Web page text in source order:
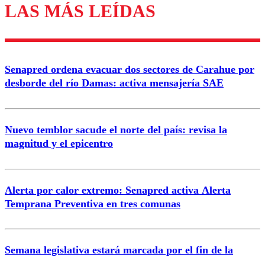
Enviar comentario
LAS MÁS LEÍDAS
Senapred ordena evacuar dos sectores de Carahue por
desborde del río Damas: activa mensajería SAE
Nuevo temblor sacude el norte del país: revisa la
magnitud y el epicentro
Alerta por calor extremo: Senapred activa Alerta
Temprana Preventiva en tres comunas
Semana legislativa estará marcada por el fin de la